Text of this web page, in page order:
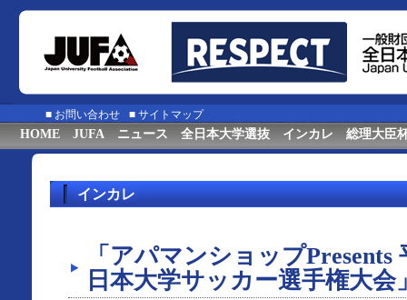
■ お問い合わせ ■ サイトマップ
HOME JUFA ニュース 全日本大学選抜 インカレ 総理大臣
インカレ
「アパマンショップPresents
日本大学サッカー選手権大会